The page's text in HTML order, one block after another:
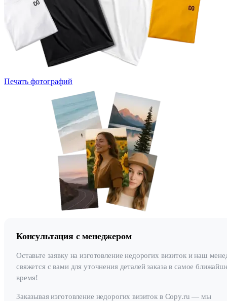
Печать фотографий
Консультация с менеджером
Оставьте заявку на изготовление недорогих визиток и наш
свяжется с вами для уточнения деталей заказа в самое
время!
Заказывая изготовление недорогих визиток в Copy.ru — мы